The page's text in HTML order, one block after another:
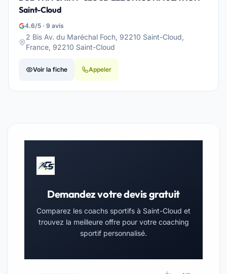
Saint-Cloud
4.6/5 · 9 avis
2 Bis Av. du Maréchal Foch, 92210 Saint-Cloud,
France, 92210 Saint-Cloud
Voir la fiche Appeler
Demandez votre devis gratuit
Comparez les coachs sportifs à Saint-Cloud et
trouvez la meilleure offre pour votre coaching
sportif personnalisé.